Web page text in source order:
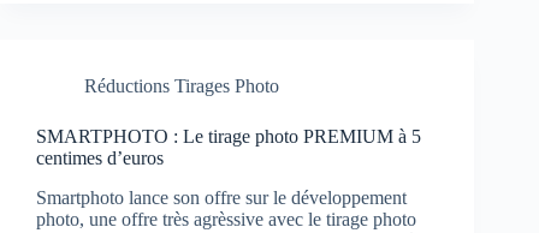
Réductions Tirages Photo
SMARTPHOTO : Le tirage photo PREMIUM à 5
centimes d’euros
Smartphoto lance son offre sur le développement
photo, une offre très agrèssive avec le tirage photo